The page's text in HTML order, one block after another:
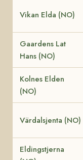
Vikan Elda (NO)
Gaardens Lat
Hans (NO)
Kolnes Elden
(NO)
Värdalsjenta (NO)
Eldingstjerna